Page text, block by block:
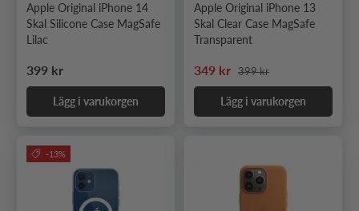
Apple Original iPhone 14
Skal Silicone Case MagSafe
Lilac
Ordinarie pris
399 kr
Lägg i varukorgen
Apple Original iPhone 13
Skal Clear Case MagSafe
Transparent
Nedsatt pris
349 kr Ordinarie pris
399 kr
Lägg i varukorgen
-13%